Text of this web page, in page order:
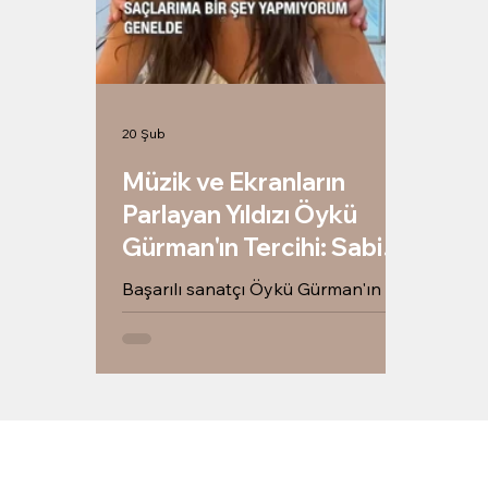
Müzik ve Ekranların
Parlayan Yıldızı Öykü
Gürman'ın Tercihi: Sabit
Akkaya
Başarılı sanatçı Öykü Gürman'ın
saç değişimleri, doğallık sırları ve
20 Şub